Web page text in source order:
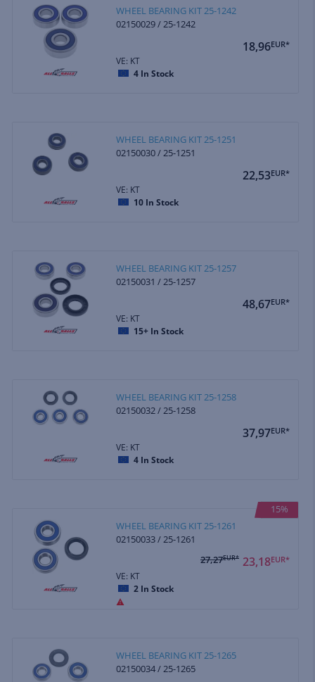
WHEEL BEARING KIT 25-1242
02150029 / 25-1242
18,96EUR*
VE: KT
4 In Stock
WHEEL BEARING KIT 25-1251
02150030 / 25-1251
22,53EUR*
VE: KT
10 In Stock
WHEEL BEARING KIT 25-1257
02150031 / 25-1257
48,67EUR*
VE: KT
15+ In Stock
WHEEL BEARING KIT 25-1258
02150032 / 25-1258
37,97EUR*
VE: KT
4 In Stock
15%
WHEEL BEARING KIT 25-1261
02150033 / 25-1261
23,18EUR*
27,27EUR*
VE: KT
2 In Stock
WHEEL BEARING KIT 25-1265
02150034 / 25-1265